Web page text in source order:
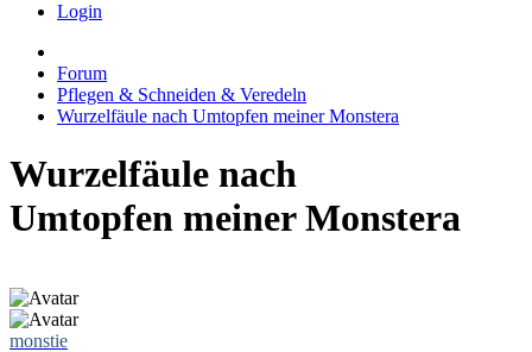
Login
Forum
Pflegen & Schneiden & Veredeln
Wurzelfäule nach Umtopfen meiner Monstera
Wurzelfäule nach
Umtopfen meiner Monstera
monstie